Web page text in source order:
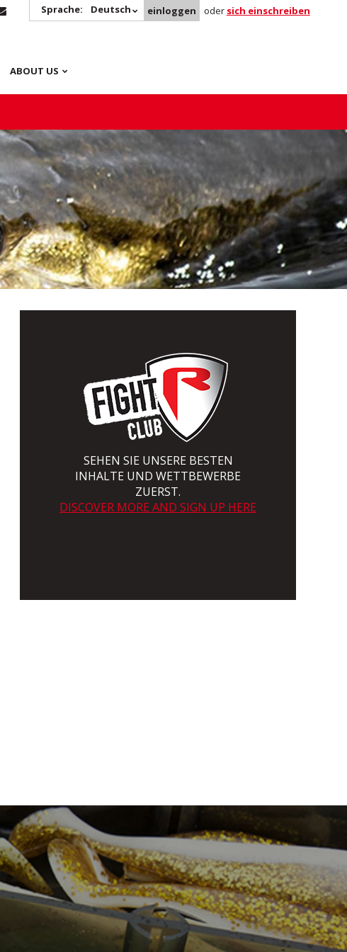
Sprache: Deutsch einloggen oder sich einschreiben
ABOUT US
SEHEN SIE UNSERE BESTEN
INHALTE UND WETTBEWERBE
ZUERST.
DISCOVER MORE AND SIGN UP HERE